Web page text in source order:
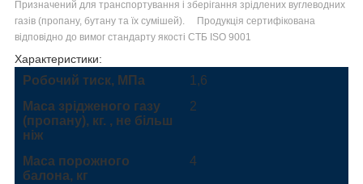
Призначений для транспортування і зберігання зрідлених вуглеводних
газів (пропану, бутану та їх сумішей). Продукція сертифікована
відповідно до вимог стандарту якості СТБ ISO 9001
Характеристики:
Робочий тиск, МПа
1,6
Маса зрідженого газу
(пропану), кг. , не більш
ніж
2
Маса порожного
балона, кг
4